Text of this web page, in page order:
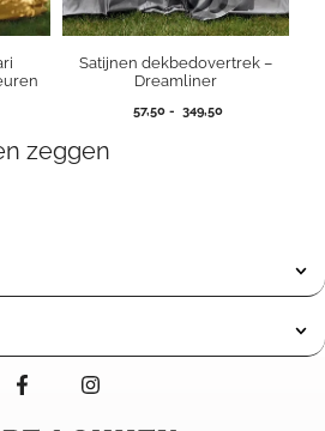
Satijnen dekbedovertrek –
Dreamliner
57,50 - 349,50Prijsklasse:
zeggen